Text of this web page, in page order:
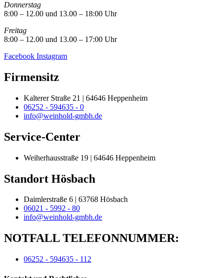
Donnerstag
8:00 – 12.00 und 13.00 – 18:00 Uhr
Freitag
8:00 – 12.00 und 13.00 – 17:00 Uhr
Facebook Instagram
Firmensitz
Kalterer Straße 21 | 64646 Heppenheim
06252 - 594635 - 0
info@weinhold-gmbh.de
Service-Center
Weiherhausstraße 19 | 64646 Heppenheim
Standort Hösbach
Daimlerstraße 6 | 63768 Hösbach
06021 - 5992 - 80
info@weinhold-gmbh.de
NOTFALL TELEFONNUMMER:
06252 - 594635 - 112